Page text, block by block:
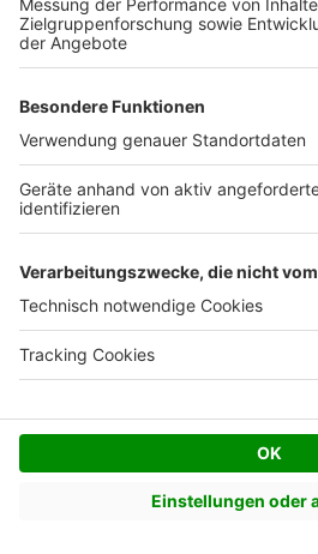
KJ Klaus J.
Großenrade
01 Apr. 2023
CM Carsten M.
17 Dez. 2022
TK Torsten K.
Infomaterial geprüft
10 Dez. 2022